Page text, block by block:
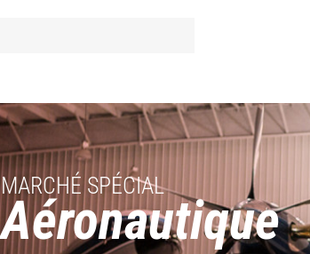
MARCHÉ SPÉCIAL
Aéronautique